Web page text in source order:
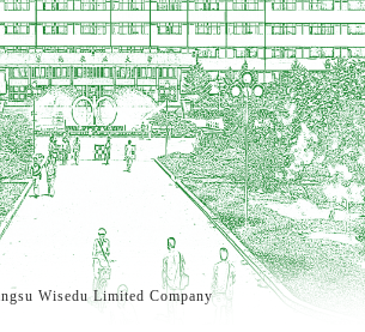
Wisedu Limited Company